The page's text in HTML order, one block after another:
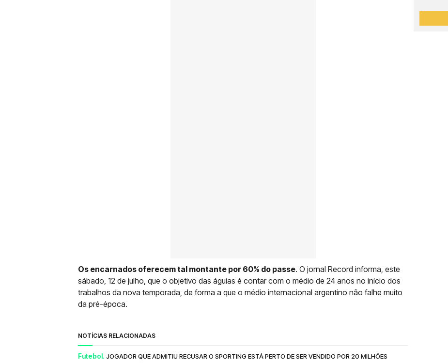
Os encarnados oferecem tal montante por 60% do passe. O jornal Record informa, este
sábado, 12 de julho, que o objetivo das águias é contar com o médio de 24 anos no início dos
trabalhos da nova temporada, de forma a que o médio internacional argentino não falhe muito
da pré-época.
NOTÍCIAS RELACIONADAS
Futebol. JOGADOR QUE ADMITIU RECUSAR O SPORTING ESTÁ PERTO DE SER VENDIDO POR 20 MILHÕES